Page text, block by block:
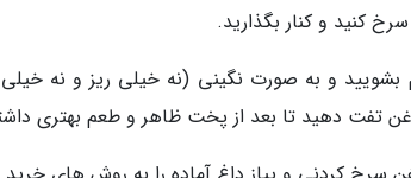
کنید و کنار بگذارید.
و به صورت نگینی (نه خیلی ریز و نه
تفت دهید تا بعد از پخت ظاهر و طعم بهتری